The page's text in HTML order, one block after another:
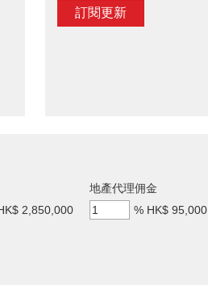
訂閱更新
2,850,000
地產代理佣金
% HK$ 95,000